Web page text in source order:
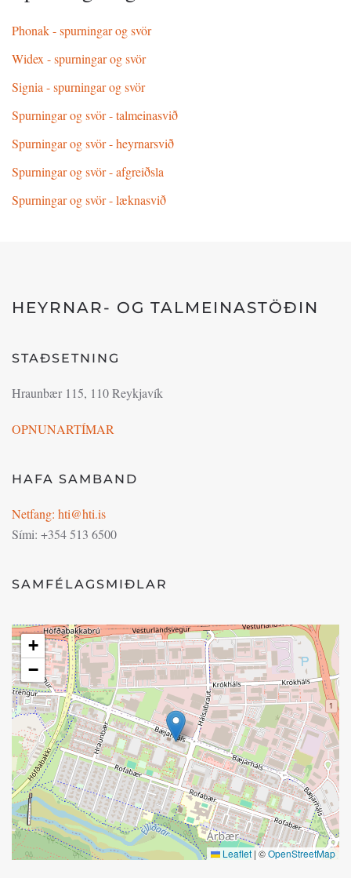
Phonak - spurningar og svör
Widex - spurningar og svör
Signia - spurningar og svör
Spurningar og svör - talmeinasvið
Spurningar og svör - heyrnarsvið
Spurningar og svör - afgreiðsla
Spurningar og svör - læknasvið
HEYRNAR- OG TALMEINASTÖÐIN
STAÐSETNING
Hraunbær 115, 110 Reykjavík
OPNUNARTÍMAR
HAFA SAMBAND
Netfang: hti@hti.is
Sími: +354 513 6500
SAMFÉLAGSMIÐLAR
+
−
Leaflet | ©OpenStreetMap